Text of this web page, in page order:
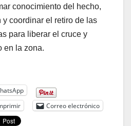
conocimiento del hecho,
coordinar el retiro de las
para liberar el cruce y
en la zona.
Correo electrónico